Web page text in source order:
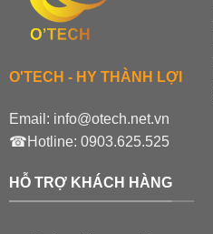
O'TECH - HY THÀNH LỢI
Email: info@otech.net.vn
☎Hotline: 0903.625.525
HỖ TRỢ KHÁCH HÀNG